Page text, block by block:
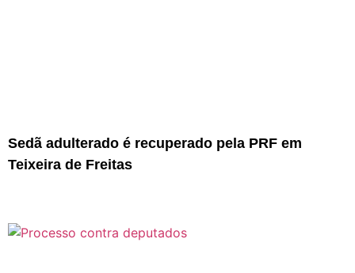
Sedã adulterado é recuperado pela PRF em
Teixeira de Freitas